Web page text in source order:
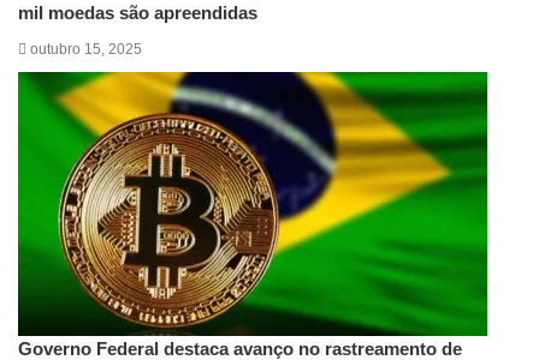
mil moedas são apreendidas
outubro 15, 2025
Governo Federal destaca avanço no rastreamento de